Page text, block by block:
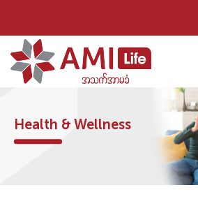
Health & Wellness